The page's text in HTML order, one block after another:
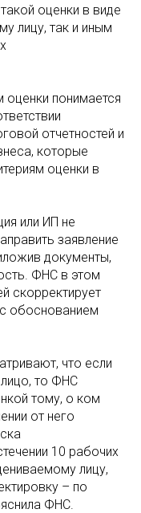
оценки в виде
лицу, так и иным
оценки понимается
отчетностей и
которые
оценки в
или ИП не
заявление
документы,
ФНС в этом
скорректирует
обоснованием
что если
лицо, то ФНС
тому, о ком
от него
10 рабочих
лицу,
– по
ФНС.